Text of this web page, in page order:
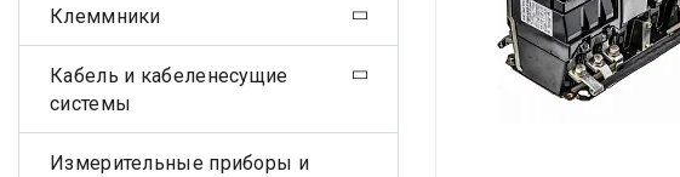
Клеммники
Кабель и кабеленесущие
системы
Измерительные приборы и